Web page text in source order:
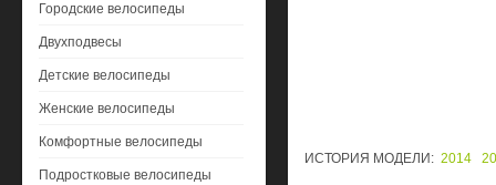
Городские велосипеды
Двухподвесы
Детские велосипеды
Женские велосипеды
Комфортные велосипеды
Подростковые велосипеды
ИСТОРИЯ МОДЕЛИ: 2014